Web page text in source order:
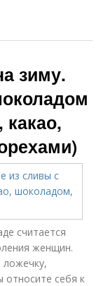
зиму.
считается
женщин.
ложечку,
относите себя к